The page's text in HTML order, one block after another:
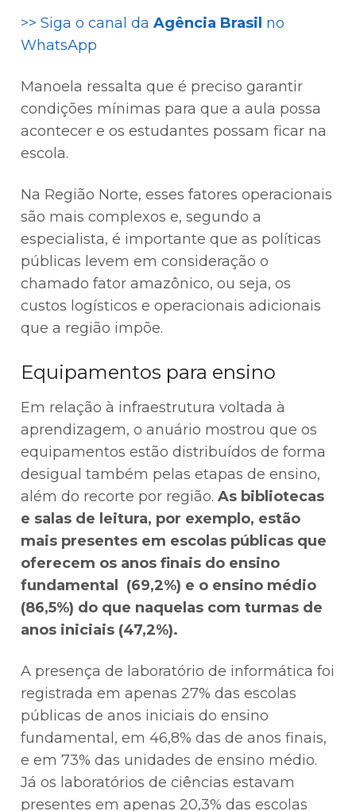
>> Siga o canal daAgência Brasil no
WhatsApp
Manoela ressalta que é preciso garantir
condições mínimas para que a aula possa
acontecer e os estudantes possam ficar na
escola.
Na Região Norte, esses fatores operacionais
são mais complexos e, segundo a
especialista, é importante que as políticas
públicas levem em consideração o
chamado fator amazônico, ou seja, os
custos logísticos e operacionais adicionais
que a região impõe.
Equipamentos para ensino
Em relação à infraestrutura voltada à
aprendizagem, o anuário mostrou que os
equipamentos estão distribuídos de forma
desigual também pelas etapas de ensino,
além do recorte por região.As bibliotecas
e salas de leitura, por exemplo, estão
mais presentes em escolas públicas que
oferecem os anos finais do ensino
fundamental (69,2%) e o ensino médio
(86,5%) do que naquelas com turmas de
anos iniciais (47,2%).
A presença de laboratório de informática foi
registrada em apenas 27% das escolas
públicas de anos iniciais do ensino
fundamental, em 46,8% das de anos finais,
e em 73% das unidades de ensino médio.
Já os laboratórios de ciências estavam
presentes em apenas 20,3% das escolas